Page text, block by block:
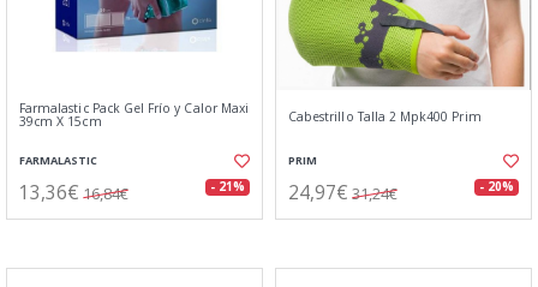
Farmalastic Pack Gel Frío y Calor Maxi
39cm X 15cm
FARMALASTIC
13,36€ 16,84€ - 21%
Cabestrillo Talla 2 Mpk400 Prim
PRIM
24,97€ 31,24€ - 20%